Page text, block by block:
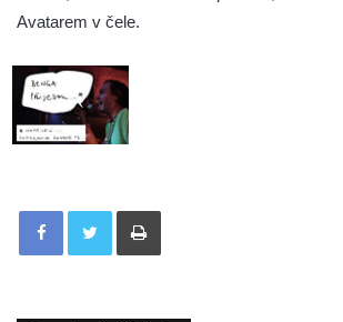
Avatarem v čele.
Tisknout